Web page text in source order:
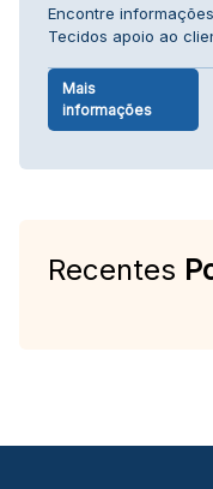
Encontre
Tecidos apoio ao
Mais
informações
Recentes